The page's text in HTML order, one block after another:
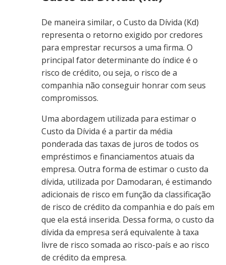
De maneira similar, o Custo da Dívida (Kd)
representa o retorno exigido por credores
para emprestar recursos a uma firma. O
principal fator determinante do índice é o
risco de crédito, ou seja, o risco de a
companhia não conseguir honrar com seus
compromissos.
Uma abordagem utilizada para estimar o
Custo da Dívida é a partir da média
ponderada das taxas de juros de todos os
empréstimos e financiamentos atuais da
empresa. Outra forma de estimar o custo da
dívida, utilizada por Damodaran, é estimando
adicionais de risco em função da classificação
de risco de crédito da companhia e do país em
que ela está inserida. Dessa forma, o custo da
dívida da empresa será equivalente à taxa
livre de risco somada ao risco-país e ao risco
de crédito da empresa.